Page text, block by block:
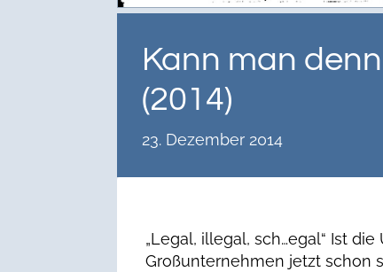
Kann man
(2014)
23. Dezember 2014
„Legal, illegal, sch…egal“ Ist
Großunternehmen jetzt schon